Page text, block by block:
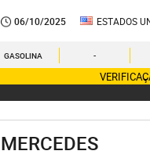
06/10/2025 ESTADOS
GASOLINA -
MERCEDES